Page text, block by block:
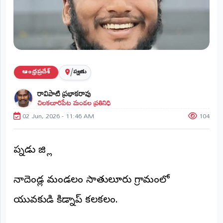
ప్రాంతీయ
తెలంగాణ
ఆంధ్రప్రదేశ్
ప్రధాన
విభాగాలు
(MAIN)
క్రీడలు
ఆంధ్రప్రదేశ్ /పల్నాడు
రావిపాటి ప్రభాకరావు
చిలకలూరిపేట మండల ప్రతినిధి
02 Jun, 2026 - 11:46 AM 104
పల్నాడు జిల్లా
నాదెండ్ల మండలం సాతులూరు గ్రామంలో
యువకుడి కిడ్నాప్ కలకలం.